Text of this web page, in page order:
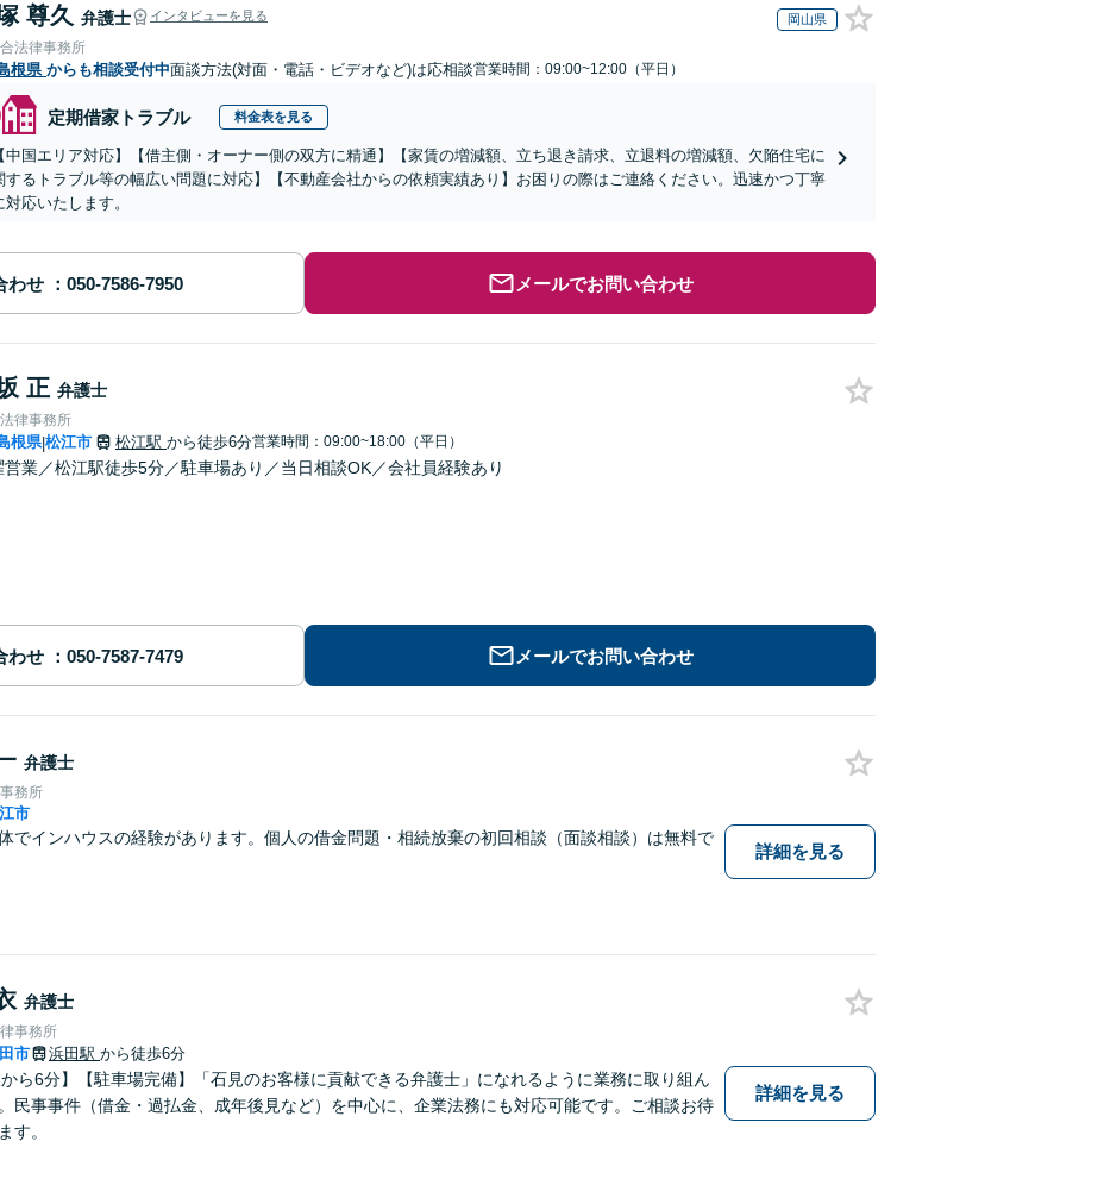
尊久 弁護士 インタビューを見る 岡山県
法律事務所
根県 からも相談受付中面談方法(対面・電話・ビデオなど)は応相談営業時間：09:00~12:00（平日）
定期借家トラブル 料金表を見る
【中国エリア対応】【借主側・オーナー側の双方に精通】【家賃の増減額、立ち退き請求、立退料の増減額、欠陥住宅に
するトラブル等の幅広い問題に対応】【不動産会社からの依頼実績あり】お困りの際はご連絡ください。迅速かつ丁寧
対応いたします。
わせ メールでお問い合わせ
正 弁護士
律事務所
根県|松江市 松江駅 から徒歩6分営業時間：09:00~18:00（平日）
営業／松江駅徒歩5分／駐車場あり／当日相談OK／会社員経験あり
わせ メールでお問い合わせ
弁護士
務所
市
でインハウスの経験があります。個人の借金問題・相続放棄の初回相談（面談相談）は無料で
詳細を見る
弁護士
事務所
市 浜田駅 から徒歩6分
から6分】【駐車場完備】「石見のお客様に貢献できる弁護士」になれるように業務に取り組ん
民事事件（借金・過払金、成年後見など）を中心に、企業法務にも対応可能です。ご相談お待
す。
詳細を見る